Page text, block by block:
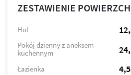
ZESTAWIENIE
Hol
Pokój dzienny z aneksem
kuchennym
Łazienka